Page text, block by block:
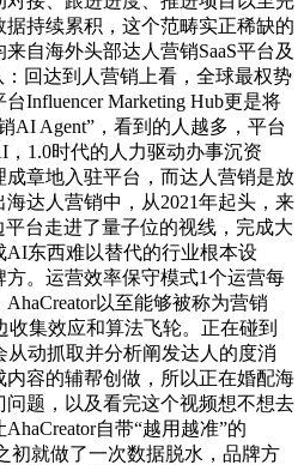
持续累积，这个范畴实正稀缺的
自海外头部达人营销SaaS平台及
回达到人营销上看，全球最权势
Influencer Marketing Hub更是将
AI Agent”，看到的人越多，平台
1.0时代的人力驱动办事沉资
章地入驻平台，而达人营销是放
达人营销中，从2021年起头，来
台走进了量子位的视线，完成大
东西难以替代的行业根本设
。运营效率保守模式1个运营每
以至能够被称为营销
集效应和算法飞轮。正在碰到
动抓取并分析阐发达人的度消
容的辅帮创做，所以正在婚配海
题，以及看完这个视频想不想去
自带“越用越准”的
初就做了一次数据脱水，品牌方